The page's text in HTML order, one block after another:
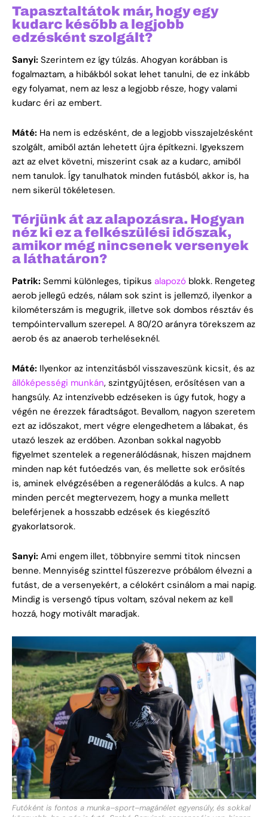
Tapasztaltátok már, hogy egy
kudarc később a legjobb
edzésként szolgált?
Sanyi: Szerintem ez így túlzás. Ahogyan korábban is
fogalmaztam, a hibákból sokat lehet tanulni, de ez inkább
egy folyamat, nem az lesz a legjobb része, hogy valami
kudarc éri az embert.
Máté: Ha nem is edzésként, de a legjobb visszajelzésként
szolgált, amiből aztán lehetett újra építkezni. Igyekszem
azt az elvet követni, miszerint csak az a kudarc, amiből
nem tanulok. Így tanulhatok minden futásból, akkor is, ha
nem sikerül tökéletesen.
Térjünk át az alapozásra. Hogyan
néz ki ez a felkészülési időszak,
amikor még nincsenek versenyek
a láthatáron?
Patrik: Semmi különleges, tipikus alapozó blokk. Rengeteg
aerob jellegű edzés, nálam sok szint is jellemző, ilyenkor a
kilométerszám is megugrik, illetve sok dombos résztáv és
tempóintervallum szerepel. A 80/20 arányra törekszem az
aerob és az anaerob terheléseknél.
Máté: Ilyenkor az intenzitásból visszaveszünk kicsit, és az
állóképességi munkán, szintgyűjtésen, erősítésen van a
hangsúly. Az intenzívebb edzéseken is úgy futok, hogy a
végén ne érezzek fáradtságot. Bevallom, nagyon szeretem
ezt az időszakot, mert végre elengedhetem a lábakat, és
utazó leszek az erdőben. Azonban sokkal nagyobb
figyelmet szentelek a regenerálódásnak, hiszen majdnem
minden nap két futóedzés van, és mellette sok erősítés
is, aminek elvégzésében a regenerálódás a kulcs. A nap
minden percét megtervezem, hogy a munka mellett
beleférjenek a hosszabb edzések és kiegészítő
gyakorlatsorok.
Sanyi: Ami engem illet, többnyire semmi titok nincsen
benne. Mennyiség szinttel fűszerezve próbálom élvezni a
futást, de a versenyekért, a célokért csinálom a mai napig.
Mindig is versengő típus voltam, szóval nekem az kell
hozzá, hogy motivált maradjak.
Futóként is fontos a munka–sport–magánélet egyensúly, és sokkal